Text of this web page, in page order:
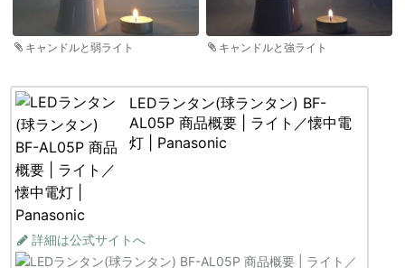
キャンドルと弱ライト キャンドルと強ライト
LEDランタン(球ランタン) BF-
AL05P 商品概要 | ライト／懐中電
灯 | Panasonic
詳細は公式サイトへ